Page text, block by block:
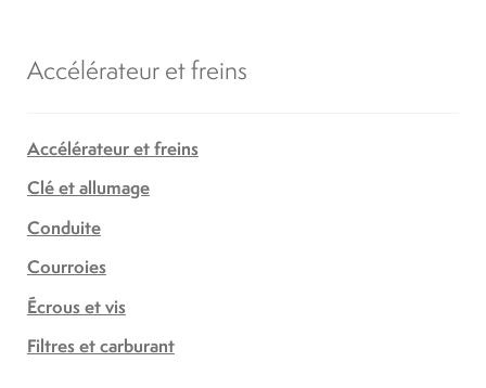
Accélérateur et freins
Accélérateur et freins
Clé et allumage
Conduite
Courroies
Écrous et vis
Filtres et carburant